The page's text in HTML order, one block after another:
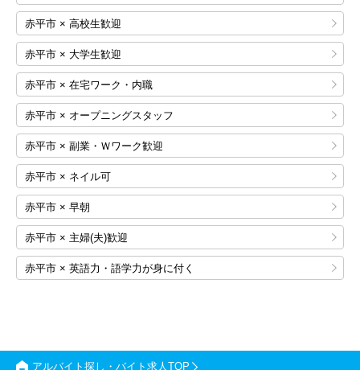
赤平市 × 高校生歓迎
赤平市 × 大学生歓迎
赤平市 × 在宅ワーク・内職
赤平市 × オープニングスタッフ
赤平市 × 副業・Ｗワーク歓迎
赤平市 × ネイル可
赤平市 × 早朝
赤平市 × 主婦(夫)歓迎
赤平市 × 英語力・語学力が身に付く
アルバイト探し・バイト求人TOP